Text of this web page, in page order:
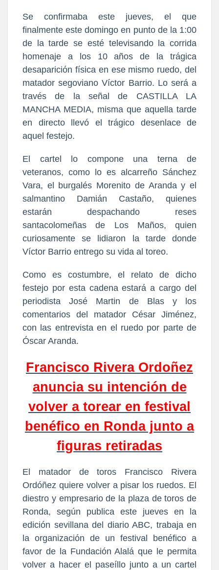
Se confirmaba este jueves, el que
finalmente este domingo en punto de la 1:00
de la tarde se esté televisando la corrida
homenaje a los 10 años de la trágica
desaparición física en ese mismo ruedo, del
matador segoviano Víctor Barrio. Lo será a
través de la señal de CASTILLA LA
MANCHA MEDIA, misma que aquella tarde
en directo llevó el trágico desenlace de
aquel festejo.
El cartel lo compone una terna de
veteranos, como lo es alcarreño Sánchez
Vara, el burgalés Morenito de Aranda y el
salmantino Damián Castaño, quienes
estarán despachando reses
santacolomeñas de Los Maños, quien
curiosamente se lidiaron la tarde donde
Víctor Barrio entrego su vida al toreo.
Como es costumbre, el relato de dicho
festejo por esta cadena estará a cargo del
periodista José Martin de Blas y los
comentarios del matador César Jiménez,
con las entrevista en el ruedo por parte de
Óscar Aranda.
Francisco Rivera Ordoñez
anuncia su intención de
volver a torear en festival
benéfico en Ronda junto a
figuras retiradas
El matador de toros Francisco Rivera
Ordóñez quiere volver a pisar los ruedos. El
diestro y empresario de la plaza de toros de
Ronda, según publica este jueves en la
edición sevillana del diario ABC, trabaja en
la organización de un festival benéfico a
favor de la Fundación Alalá que le permita
volver a hacer el paseíllo junto a un cartel